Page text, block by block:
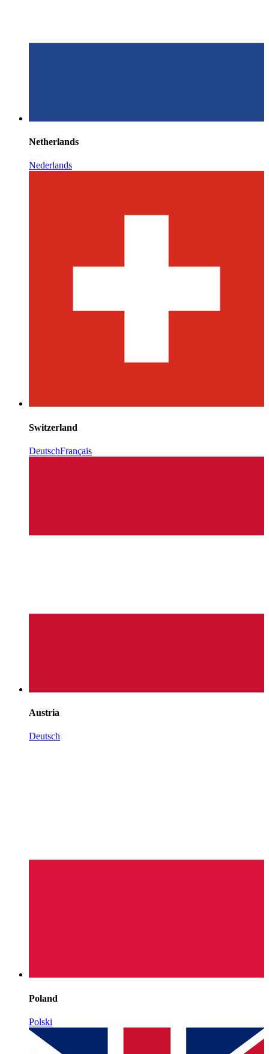
Netherlands
Nederlands
Switzerland
DeutschFrançais
Austria
Deutsch
Poland
Polski